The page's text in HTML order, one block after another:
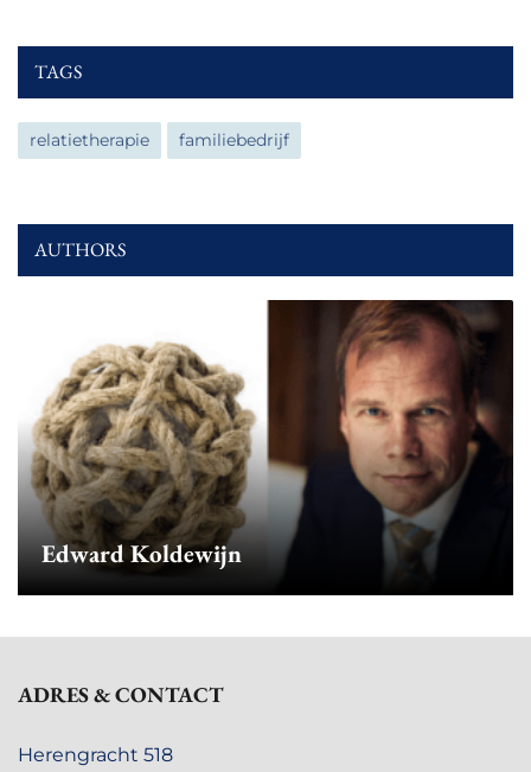
TAGS
relatietherapie familiebedrijf
AUTHORS
Edward Koldewijn
ADRES & CONTACT
Herengracht 518